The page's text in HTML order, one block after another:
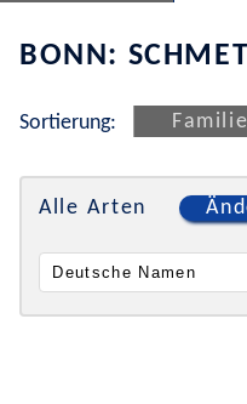
BONN:
Sortierung: Familie
Alle Arten